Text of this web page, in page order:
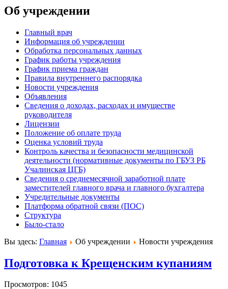
Об учреждении
Главный врач
Информация об учреждении
Обработка персональных данных
График работы учреждения
График приема граждан
Правила внутреннего распорядка
Новости учреждения
Объявления
Сведения о доходах, расходах и имуществе
руководителя
Лицензии
Положение об оплате труда
Оценка условий труда
Контроль качества и безопасности медицинской
деятельности (нормативные документы по ГБУЗ РБ
Учалинская ЦГБ)
Сведения о среднемесячной заработной плате
заместителей главного врача и главного бухгалтера
Учредительные документы
Платформа обратной связи (ПОС)
Структура
Было-стало
Вы здесь: Главная Об учреждении Новости учреждения
Подготовка к Крещенским купаниям
Просмотров: 1045